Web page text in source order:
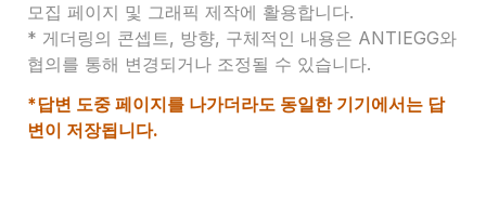
모집 페이지 및 그래픽 제작에 활용합니다.
* 게더링의 콘셉트, 방향, 구체적인 내용은 ANTIEGG와
협의를 통해 변경되거나 조정될 수 있습니다.
*답변 도중 페이지를 나가더라도 동일한 기기에서는 답
변이 저장됩니다.